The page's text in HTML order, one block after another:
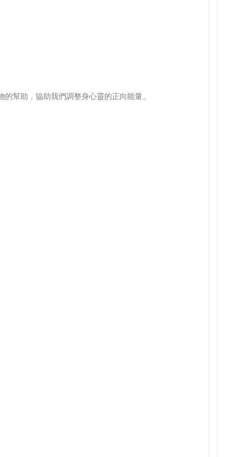
幫助，協助我們調整身心靈的正向能量。